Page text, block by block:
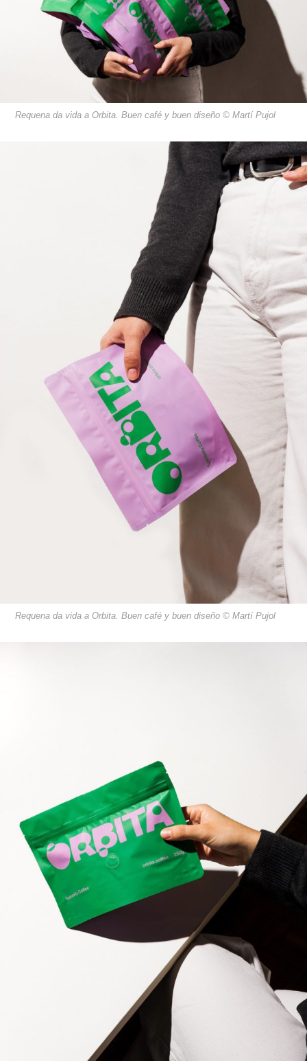
Requena da vida a Orbita. Buen café y buen diseño © Martí Pujol
Requena da vida a Orbita. Buen café y buen diseño © Martí Pujol